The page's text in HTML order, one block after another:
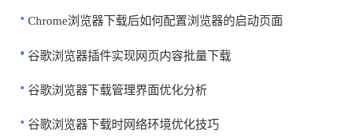
Chrome浏览器下载后如何配置浏览器的启动页面
谷歌浏览器插件实现网页内容批量下载
谷歌浏览器下载管理界面优化分析
谷歌浏览器下载时网络环境优化技巧